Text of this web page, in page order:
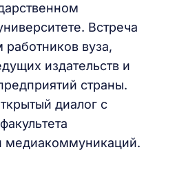
Встреча
вуза,
издательств и
страны.
диалог с
медиакоммуникаций.